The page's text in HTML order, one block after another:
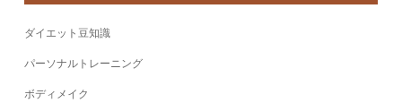
ダイエット豆知識
パーソナルトレーニング
ボディメイク